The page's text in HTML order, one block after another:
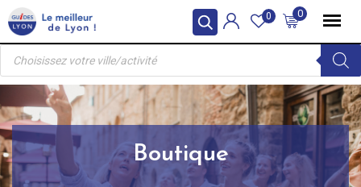
Skip
to
content
0
0
Recherche
produits
Boutique